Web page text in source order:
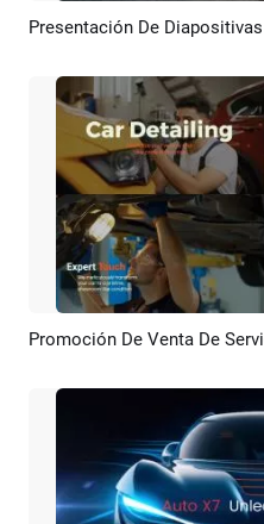
Previsualizar
Previsualizar